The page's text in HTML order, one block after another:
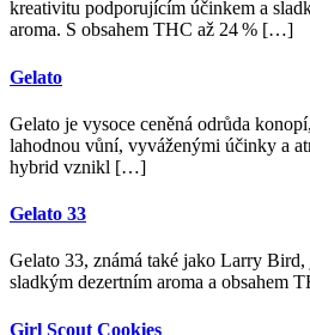
kreativitu podporujícím účinkem a
aroma. S obsahem THC až 24 % […]
Gelato
Gelato je vysoce ceněná odrůda
lahodnou vůní, vyváženými účinky a
hybrid vznikl […]
Gelato 33
Gelato 33, známá také jako Larry
sladkým dezertním aroma a obsahem
Girl Scout Cookies